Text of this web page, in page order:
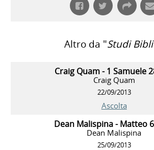
Altro da "Studi
Craig Quam - 1 Samuele
Craig Quam
22/09/2013
Ascolta
Dean Malispina - Matteo
Dean Malispina
25/09/2013